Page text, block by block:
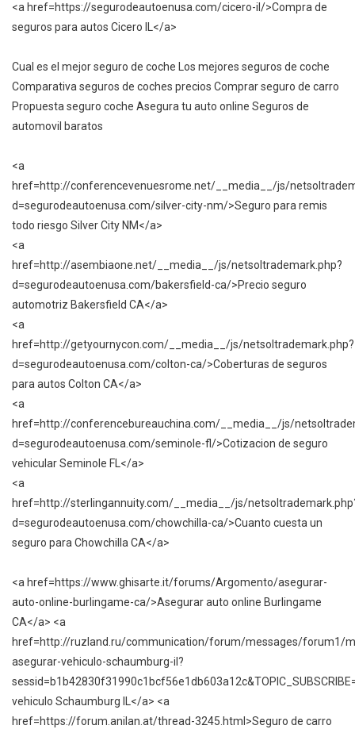
<a href=https://segurodeautoenusa.com/cicero-il/>Compra de
seguros para autos Cicero IL</a>
Cual es el mejor seguro de coche Los mejores seguros de coche
Comparativa seguros de coches precios Comprar seguro de carro
Propuesta seguro coche Asegura tu auto online Seguros de
automovil baratos
<a
href=http://conferencevenuesrome.net/__media__/js/
d=segurodeautoenusa.com/silver-city-nm/>Seguro para remis
todo riesgo Silver City NM</a>
<a
href=http://asembiaone.net/__media__/js/netsoltrademark.php?
d=segurodeautoenusa.com/bakersfield-ca/>Precio seguro
automotriz Bakersfield CA</a>
<a
href=http://getyournycon.com/__media__/js/netsoltrademark.php?
d=segurodeautoenusa.com/colton-ca/>Coberturas de seguros
para autos Colton CA</a>
<a
href=http://conferencebureauchina.com/__media__/js/
d=segurodeautoenusa.com/seminole-fl/>Cotizacion de seguro
vehicular Seminole FL</a>
<a
href=http://sterlingannuity.com/__media__/js/
d=segurodeautoenusa.com/chowchilla-ca/>Cuanto cuesta un
seguro para Chowchilla CA</a>
<a href=https://www.ghisarte.it/forums/Argomento/asegurar-
auto-online-burlingame-ca/>Asegurar auto online Burlingame
CA</a> <a
href=http://ruzland.ru/communication/forum/messages/forum1/
asegurar-vehiculo-schaumburg-il?
vehiculo Schaumburg IL</a> <a
href=https://forum.anilan.at/thread-3245.html>Seguro de carro